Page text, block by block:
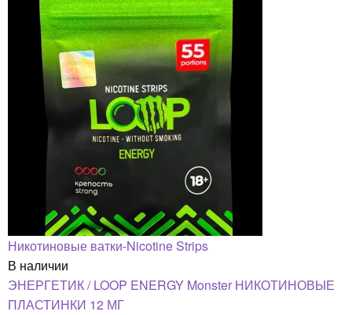
Никотиновые ватки-Nicotine Strips
В наличии
ЭНЕРГЕТИК / LOOP ENERGY Monster НИКОТИНОВЫЕ
ПЛАСТИНКИ 12 МГ